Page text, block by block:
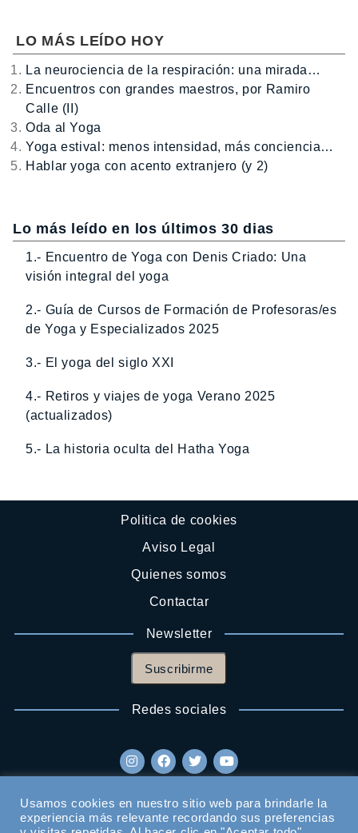
LO MÁS LEÍDO HOY
La neurociencia de la respiración: una mirada…
Encuentros con grandes maestros, por Ramiro
Calle (II)
Oda al Yoga
Yoga estival: menos intensidad, más conciencia…
Hablar yoga con acento extranjero (y 2)
Lo más leído en los últimos 30 dias
1.- Encuentro de Yoga con Denis Criado: Una
visión integral del yoga
2.- Guía de Cursos de Formación de Profesoras/es
de Yoga y Especializados 2025
3.- El yoga del siglo XXI
4.- Retiros y viajes de yoga Verano 2025
(actualizados)
5.- La historia oculta del Hatha Yoga
Politica de cookies
Aviso Legal
Quienes somos
Contactar
Newsletter
Suscribirme
Redes sociales
Usamos cookies en nuestro sitio web para brindarle la
experiencia más relevante recordando sus preferencias